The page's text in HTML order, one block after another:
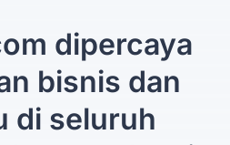
dipercaya
bisnis dan
di seluruh